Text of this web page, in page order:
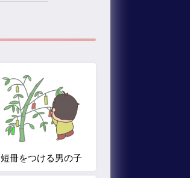
短冊をつける男の子